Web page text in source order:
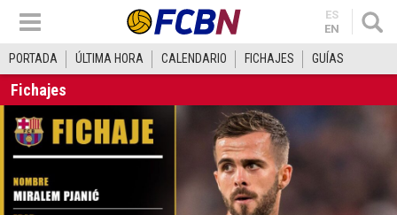
ES
EN
PORTADA ÚLTIMA HORA CALENDARIO FICHAJES GUÍAS
Fichajes